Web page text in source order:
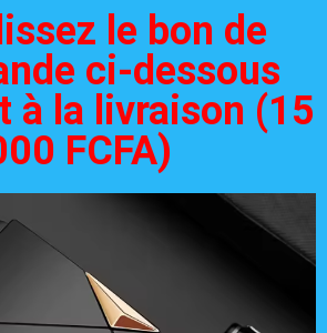
le bon de
ci-dessous
à la livraison (15
FCFA)